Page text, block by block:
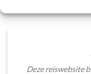
Deze reiswebsite